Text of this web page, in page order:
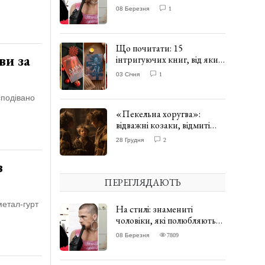
за
гурт
одягати сукні. ФОТО
08 Березня 1
Що почитати: 15
інтригуючих книг, від яких
важко відірватись. ФОТО
03 Січня 1
«Пекельна хоругва»:
відважні козаки, відмиті
чорти та відчайдушний
28 Грудня 2
ПЕРЕГЛЯДАЮТЬ
На стилі: знамениті
чоловіки, які полюбляють
одягати сукні. ФОТО
08 Березня 7809